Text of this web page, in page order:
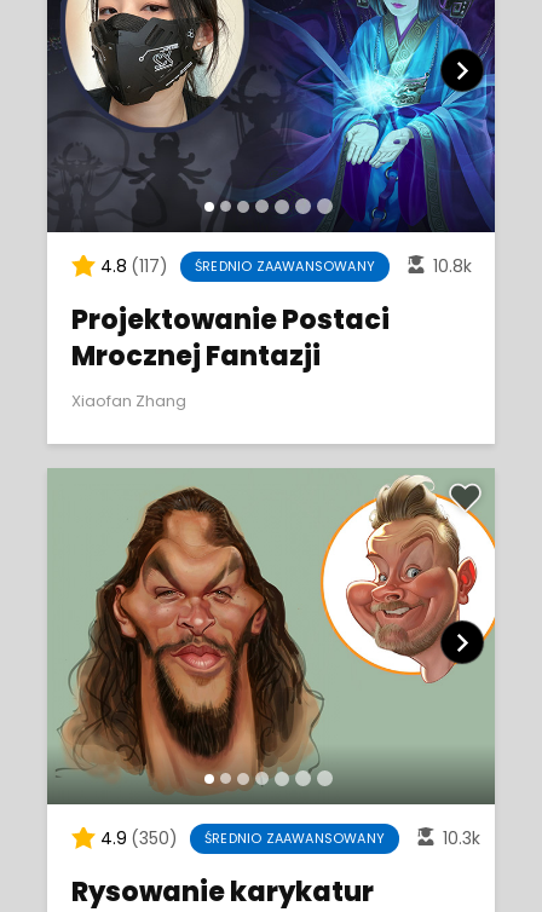
4.8 (117) ŚREDNIO ZAAWANSOWANY 10.8k
Projektowanie Postaci
Mrocznej Fantazji
Xiaofan Zhang
4.9 (350) ŚREDNIO ZAAWANSOWANY 10.3k
Rysowanie karykatur